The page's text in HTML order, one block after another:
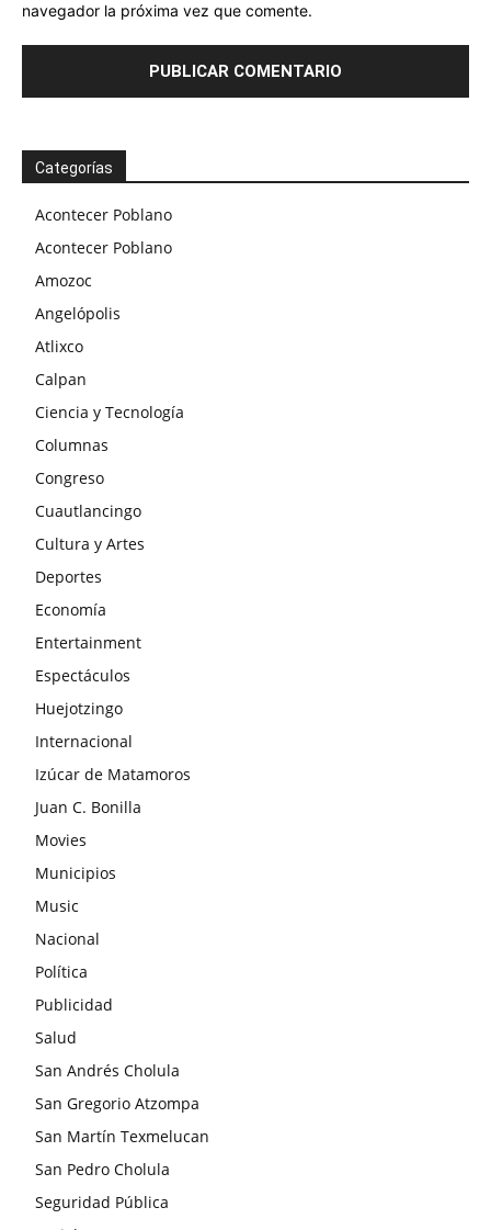
navegador la próxima vez que comente.
Categorías
Acontecer Poblano
Acontecer Poblano
Amozoc
Angelópolis
Atlixco
Calpan
Ciencia y Tecnología
Columnas
Congreso
Cuautlancingo
Cultura y Artes
Deportes
Economía
Entertainment
Espectáculos
Huejotzingo
Internacional
Izúcar de Matamoros
Juan C. Bonilla
Movies
Municipios
Music
Nacional
Política
Publicidad
Salud
San Andrés Cholula
San Gregorio Atzompa
San Martín Texmelucan
San Pedro Cholula
Seguridad Pública